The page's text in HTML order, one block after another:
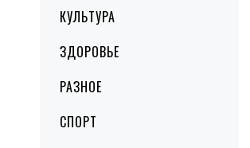
КУЛЬТУРА
ЗДОРОВЬЕ
РАЗНОЕ
СПОРТ